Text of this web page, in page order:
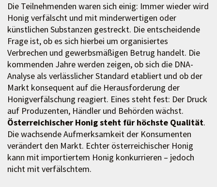
Die Teilnehmenden waren sich einig: Immer wieder wird
Honig verfälscht und mit minderwertigen oder
künstlichen Substanzen gestreckt. Die entscheidende
Frage ist, ob es sich hierbei um organisiertes
Verbrechen und gewerbsmäßigen Betrug handelt. Die
kommenden Jahre werden zeigen, ob sich die DNA-
Analyse als verlässlicher Standard etabliert und ob der
Markt konsequent auf die Herausforderung der
Honigverfälschung reagiert. Eines steht fest: Der Druck
auf Produzenten, Händler und Behörden wächst.
Österreichischer Honig steht für höchste Qualität.
Die wachsende Aufmerksamkeit der Konsumenten
verändert den Markt. Echter österreichischer Honig
kann mit importiertem Honig konkurrieren – jedoch
nicht mit verfälschtem.